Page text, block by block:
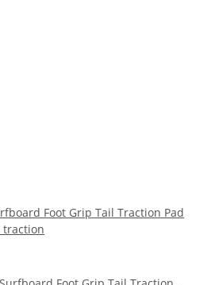
Foot Grip Tail Traction Pad
traction